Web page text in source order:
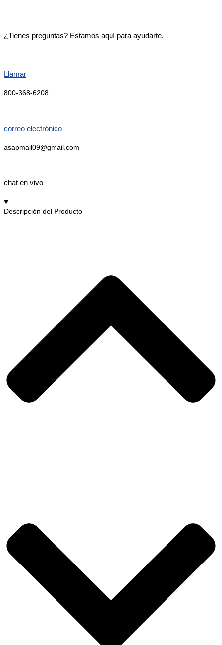
¿Tienes preguntas? Estamos aquí para ayudarte.
Llamar
800-368-6208
correo electrónico
asapmail09@gmail.com
chat en vivo
Descripción del Producto